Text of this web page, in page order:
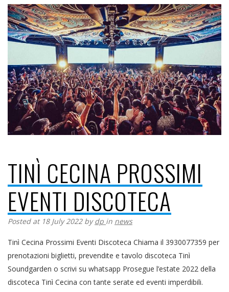
TINÌ CECINA PROSSIMI
EVENTI DISCOTECA
Posted at 18 July 2022 bydp in news
Tinì Cecina Prossimi Eventi Discoteca Chiama il 3930077359 per
prenotazioni biglietti, prevendite e tavolo discoteca Tinì
Soundgarden o scrivi su whatsapp Prosegue l’estate 2022 della
discoteca Tinì Cecina con tante serate ed eventi imperdibili.